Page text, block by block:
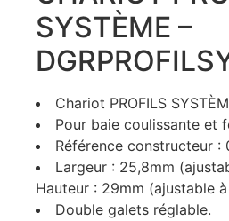
SYSTÈME –
Chariot PROFILS
Pour baie coulissante et
Référence constructeur
Largeur : 25,8mm
Hauteur : 29mm (ajustable
Double galets réglable.